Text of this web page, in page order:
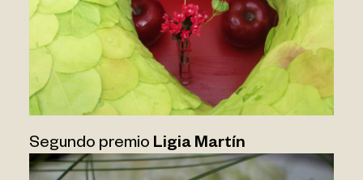
Segundo premio Ligia Martín